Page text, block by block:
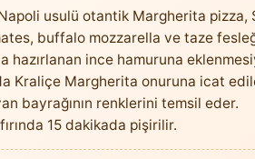
usulü otantik Margherita pizza,
buffalo mozzarella ve taze
hazırlanan ince hamuruna
Kraliçe Margherita onuruna icat
bayrağının renklerini temsil eder.
15 dakikada pişirilir.